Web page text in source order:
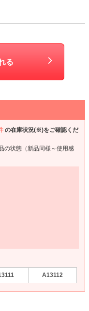
る
の在庫状況(※)をご確認くだ
の状態（新品同様～使用感
A13112